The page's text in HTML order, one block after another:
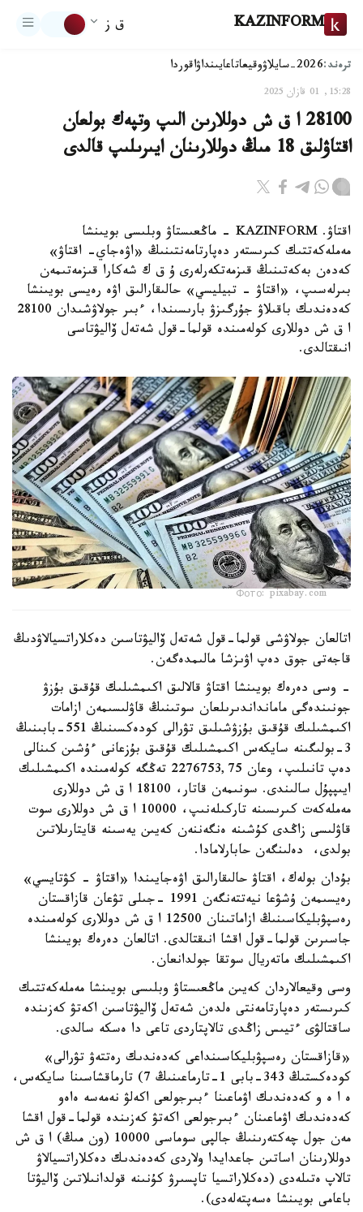
KAZINFORM ق ز
ترەند:2026-سايلاۋ وقيعاتاعايىنداۋاقوردا
15:28, 01 قازان 2025
28100 ا ق ش دوللارىن الىپ وتپەك بولعان
اقتاۋلىق 18 مىڭ دوللارىنان ايىرىلىپ قالدى
اقتاۋ. KAZINFORM - ماڭعىستاۋ وبلىسى بويىنشا
مەملەكەتتىك كىرىستەر دەپارتامەنتىنىڭ «اۋەجاي- اقتاۋ»
كەدەن بەكەتىنىڭ قىزمەتكەرلەرى ۇ ق ك شەكارا قىزمەتىمەن
بىرلەسىپ، «اقتاۋ - تبيليسي» حالىقارالىق اۋە رەيسى بويىنشا
كەدەندىك باقىلاۋ جۇرگىزۋ بارىسىندا، ءبىر جولاۋشىدان 28100
ا ق ش دوللارى كولەمىندە قولما-قول شەتەل ۆاليۋتاسى
انىقتالدى.
Фото: pixabay.com
اتالعان جولاۋشى قولما-قول شەتەل ۆاليۋتاسىن دەكلاراتسيالاۋدىڭ
قاجەتى جوق دەپ اۋىزشا مالىمدەگەن.
- وسى دەرەك بويىنشا اقتاۋ قالالىق اكىمشىلىك قۇقىق بۇزۋ
جونىندەگى مامانداندىرىلعان سوتىنىڭ قاۋلىسىمەن ازامات
اكىمشىلىك قۇقىق بۇزۋشىلىق تۋرالى كودەكسىنىڭ 551-بابىنىڭ
3-بولىگىنە سايكەس اكىمشىلىك قۇقىق بۇزعانى ءۇشىن كىنالى
دەپ تانىلىپ، وعان 2276753,75 تەڭگە كولەمىندە اكىمشىلىك
ايىپپۇل سالىندى. سونىمەن قاتار، 18100 ا ق ش دوللارى
مەملەكەت كىرىسىنە تاركىلەنىپ، 10000 ا ق ش دوللارى سوت
قاۋلىسى زاڭدى كۇشىنە ەنگەننەن كەيىن يەسىنە قايتارىلاتىن
بولدى، دەلىنگەن حابارلامادا.
بۇدان بولەك، اقتاۋ حالىقارالىق اۋەجايىندا «اقتاۋ - كۋتايسي»
رەيسىمەن ۇشۋعا نيەتتەنگەن 1991 -جىلى تۋعان قازاقستان
رەسپۋبليكاسىنىڭ ازاماتىنان 12500 ا ق ش دوللارى كولەمىندە
جاسىرىن قولما-قول اقشا انىقتالدى. اتالعان دەرەك بويىنشا
اكىمشىلىك ماتەريال سوتقا جولدانعان.
وسى وقيعالاردان كەيىن ماڭعىستاۋ وبلىسى بويىنشا مەملەكەتتىك
كىرىستەر دەپارتامەنتى ەلدەن شەتەل ۆاليۋتاسىن اكەتۋ كەزىندە
ساقتالۋى ءتيىس زاڭدى تالاپتاردى تاعى دا ەسكە سالدى.
«قازاقستان رەسپۋبليكاسىنداعى كەدەندىك رەتتەۋ تۋرالى»
كودەكستىڭ 343-بابى 1-تارماعىنىڭ 7) تارماقشاسىنا سايكەس،
ە ا ە و كەدەندىك اۋماعىنا ءبىرجولعى اكەلۋ نەمەسە ەاەو
كەدەندىك اۋماعىنان ءبىرجولعى اكەتۋ كەزىندە قولما-قول اقشا
مەن جول چەكتەرىنىڭ جالپى سوماسى 10000 (ون مىڭ) ا ق ش
دوللارىنان اساتىن جاعدايدا ولاردى كەدەندىك دەكلاراتسيالاۋ
تالاپ ەتىلەدى (دەكلاراتسيا تاپسىرۋ كۇنىنە قولدانىلاتىن ۆاليۋتا
باعامى بويىنشا ەسەپتەلەدى).